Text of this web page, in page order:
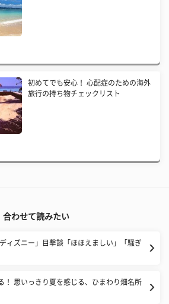
​初めてでも安心！ 心配症のための海外
旅行の持ち物チェックリスト
合わせて読みたい
ィズニー」目撃談「ほほえましい」「騒ぎ
！ 思いっきり夏を感じる、ひまわり畑名所